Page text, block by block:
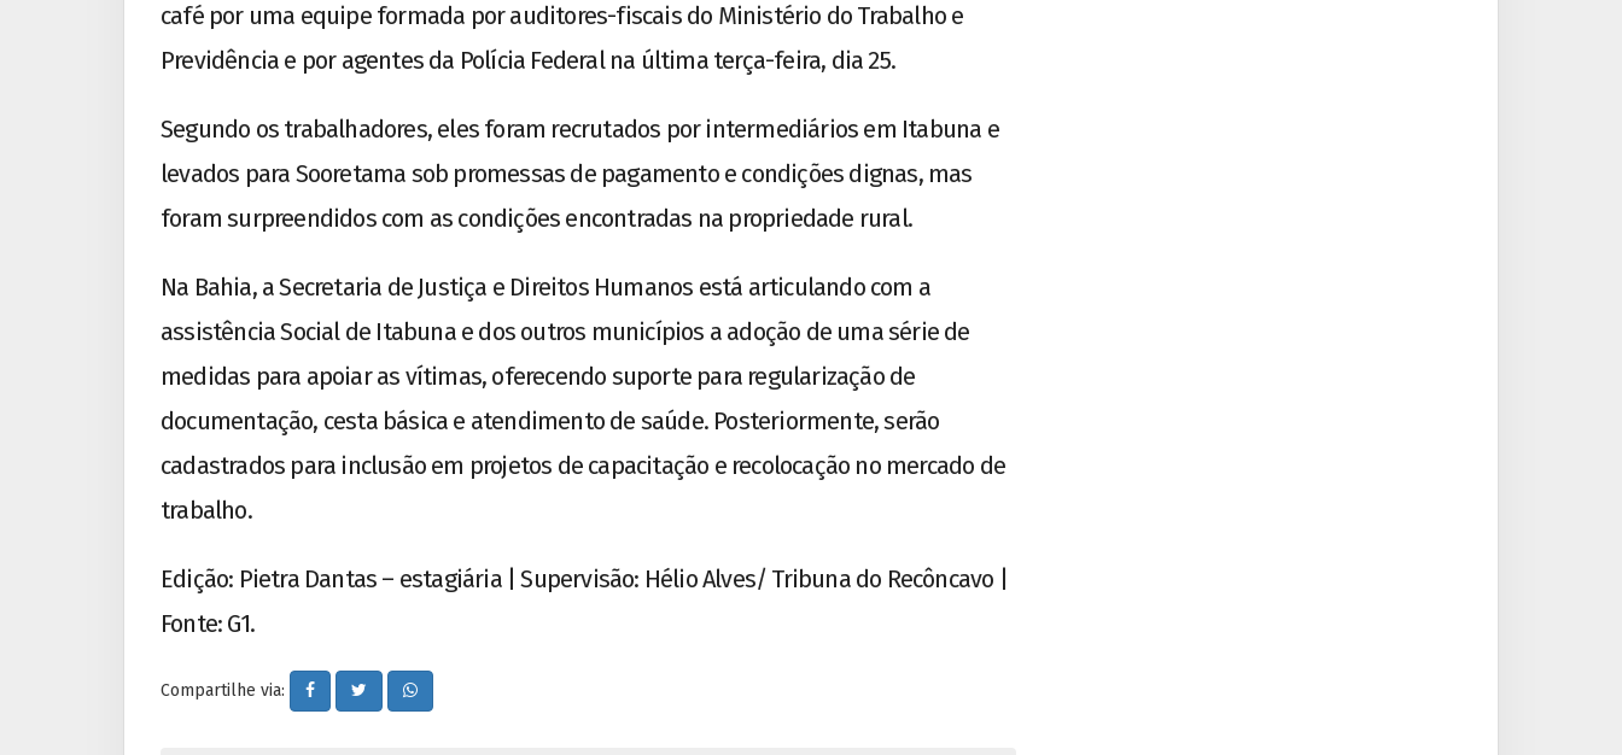
café por uma equipe formada por auditores-fiscais do Ministério do Trabalho e
Previdência e por agentes da Polícia Federal na última terça-feira, dia 25.
Segundo os trabalhadores, eles foram recrutados por intermediários em Itabuna e
levados para Sooretama sob promessas de pagamento e condições dignas, mas
foram surpreendidos com as condições encontradas na propriedade rural.
Na Bahia, a Secretaria de Justiça e Direitos Humanos está articulando com a
assistência Social de Itabuna e dos outros municípios a adoção de uma série de
medidas para apoiar as vítimas, oferecendo suporte para regularização de
documentação, cesta básica e atendimento de saúde. Posteriormente, serão
cadastrados para inclusão em projetos de capacitação e recolocação no mercado de
trabalho.
Edição: Pietra Dantas – estagiária | Supervisão: Hélio Alves/ Tribuna do Recôncavo |
Fonte: G1.
Compartilhe via: